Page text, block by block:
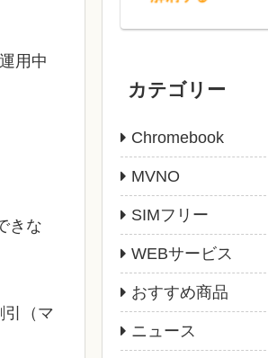
用中
きな
引（マ
カテゴリー
Chromebook
MVNO
SIMフリー
WEBサービス
おすすめ商品
ニュース